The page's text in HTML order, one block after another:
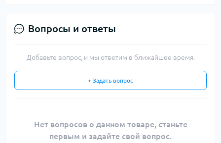
Вопросы и ответы
Добавьте вопрос, и мы ответим в ближайшее время.
+ Задать вопрос
Нет вопросов о данном товаре, станьте
первым и задайте свой вопрос.